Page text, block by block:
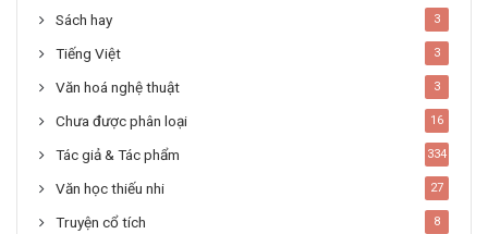
Sách hay 3
Tiếng Việt 3
Văn hoá nghệ thuật 3
Chưa được phân loại 16
Tác giả & Tác phẩm 334
Văn học thiếu nhi 27
Truyện cổ tích 8